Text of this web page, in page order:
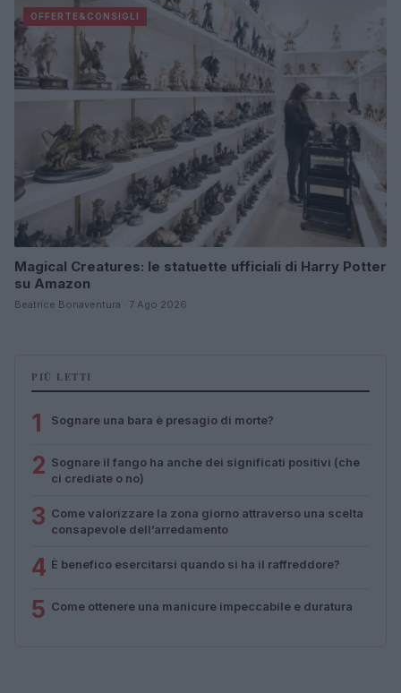
OFFERTE&CONSIGLI
Magical Creatures: le statuette ufficiali di Harry Potter
su Amazon
Beatrice Bonaventura · 7 Ago 2026
PIÙ LETTI
1 Sognare una bara è presagio di morte?
2 Sognare il fango ha anche dei significati positivi (che
ci crediate o no)
3 Come valorizzare la zona giorno attraverso una scelta
consapevole dell’arredamento
4 È benefico esercitarsi quando si ha il raffreddore?
5 Come ottenere una manicure impeccabile e duratura